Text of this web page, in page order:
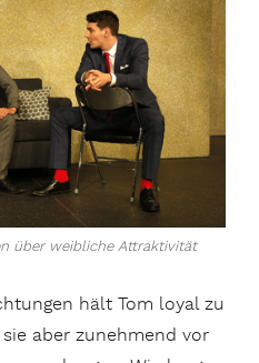
über weibliche Attraktivität
hält Tom loyal zu
aber zunehmend vor